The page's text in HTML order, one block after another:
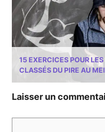
15 EXERCICES POUR
CLASSÉS DU PIRE AU
Laisser un